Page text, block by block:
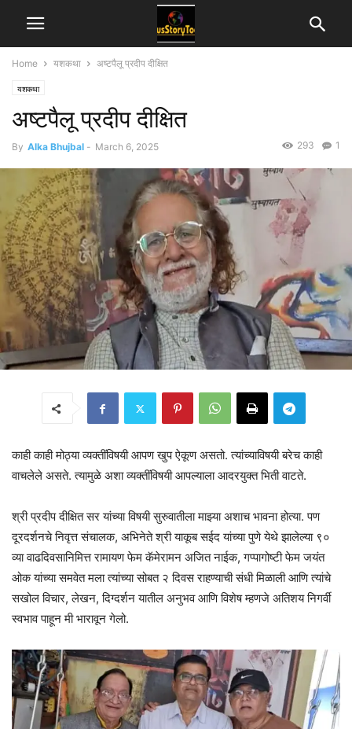
Home यशकथा अष्टपैलू प्रदीप दीक्षित
यशकथा
अष्टपैलू प्रदीप दीक्षित
By Alka Bhujbal - March 6, 2025 1
293
काही काही मोठ्या व्यक्तींविषयी आपण खुप ऐकूण असतो. त्यांच्याविषयी बरेच काही
वाचलेले असते. त्यामुळे अशा व्यक्तींविषयी आपल्याला आदरयुक्त भिती वाटते.
श्री प्रदीप दीक्षित सर यांच्या विषयी सुरुवातीला माझ्या अशाच भावना होत्या. पण
दूरदर्शनचे निवृत्त संचालक, अभिनेते श्री याकूब सईद यांच्या पुणे येथे झालेल्या ९०
व्या वाढदिवसानिमित्त रामायण फेम कॅमेरामन अजित नाईक, गप्पागोष्टी फेम जयंत
ओक यांच्या समवेत मला त्यांच्या सोबत २ दिवस राहण्याची संधी मिळाली आणि त्यांचे
सखोल विचार, लेखन, दिग्दर्शन यातील अनुभव आणि विशेष म्हणजे अतिशय निगर्वी
स्वभाव पाहून मी भारावून गेलो.